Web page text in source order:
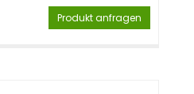
Produkt anfragen